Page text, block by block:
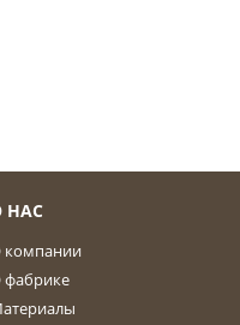
НАС
компании